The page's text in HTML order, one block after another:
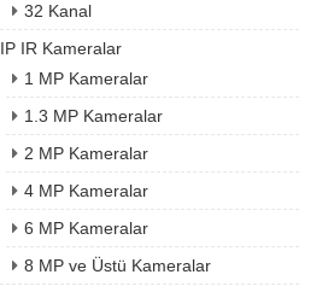
32 Kanal
IP IR Kameralar
1 MP Kameralar
1.3 MP Kameralar
2 MP Kameralar
4 MP Kameralar
6 MP Kameralar
8 MP ve Üstü Kameralar